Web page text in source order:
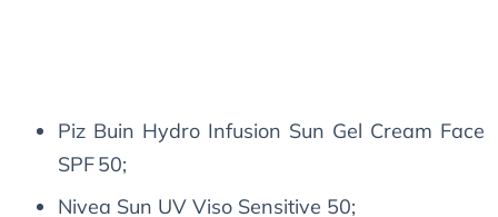
Piz Buin Hydro Infusion Sun Gel Cream Face
SPF 50;
Nivea Sun UV Viso Sensitive 50;